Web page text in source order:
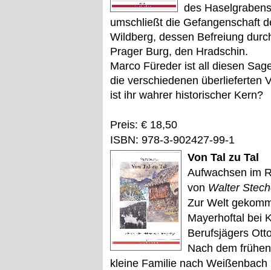
des
umschließt die Gefangenschaft
Wildberg, dessen Befreiung
Prager Burg, den Hradschin.
Marco Füreder ist all diesen
die verschiedenen überlieferten
ist ihr wahrer historischer Kern?
Preis: € 18,50
ISBN: 978-3-902427-99-1
Von Tal zu Tal
Aufwachsen im
von Walter
Zur Welt
Mayerhoftal bei
Berufsjägers
Nach dem
kleine Familie nach